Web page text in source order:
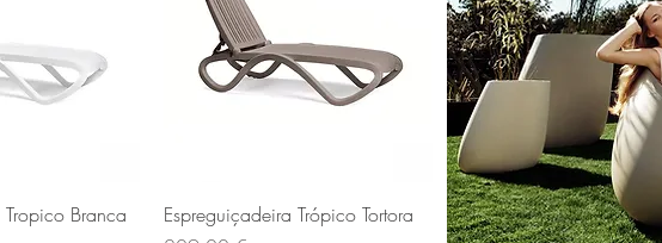
Branca
Vista rapida
Espreguiçadeira Trópico Tortora